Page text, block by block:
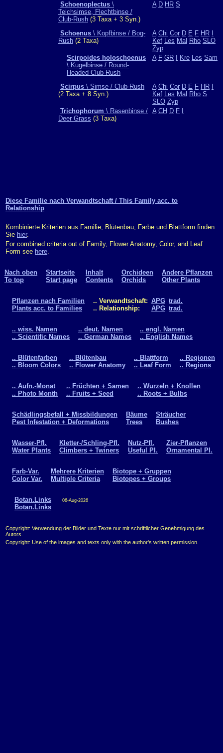
Schoenoplectus \
Teichsimse, Flechtbinse /
Club-Rush (3 Taxa + 3 Syn.)
A D HR S
Schoenus \ Kopfbinse / Bog-
Rush (2 Taxa)
A Chi Cor D E F HR
Kef Les Mal Rho SLO
Zyp
Scirpoides holoschoenus
\ Kugelbinse / Round-
Headed Club-Rush
A F GR Kre Les Sam
Scirpus \ Simse / Club-Rush
(2 Taxa + 8 Syn.)
A Chi Cor D E F HR
Kef Les Mal Rho S
SLO Zyp
Trichophorum \ Rasenbinse /
Deer Grass (3 Taxa)
A CH D F
Diese Familie nach Verwandtschaft / This Family acc. to
Relationship
Kombinierte Kriterien aus Familie, Blütenbau, Farbe und Blattform finden
Sie hier.
For combined criteria out of Family, Flower Anatomy, Color, and Leaf
Form see here.
Nach oben
To top
Startseite
Start page
Inhalt
Contents
Orchideen
Orchids
Andere Pflanzen
Other Plants
Pflanzen nach Familien
Plants acc. to Families
.. Verwandtschaft:
.. Relationship:
APG
APG
trad.
trad.
.. wiss. Namen
.. Scientific Names
.. deut. Namen
.. German Names
.. engl. Namen
.. English Names
.. Blütenfarben
.. Bloom Colors
.. Blütenbau
.. Flower Anatomy
.. Blattform
.. Leaf Form
.. Regionen
.. Regions
.. Aufn.-Monat
.. Photo Month
.. Früchten + Samen
.. Fruits + Seed
.. Wurzeln + Knollen
.. Roots + Bulbs
Schädlingsbefall + Missbildungen
Pest Infestation + Deformations
Bäume
Trees
Sträucher
Bushes
Wasser-Pfl.
Water Plants
Kletter-/Schling-Pfl.
Climbers + Twiners
Nutz-Pfl.
Useful Pl.
Zier-Pflanzen
Ornamental Pl.
Farb-Var.
Color Var.
Mehrere Kriterien
Multiple Criteria
Biotope + Gruppen
Biotopes + Groups
Botan.Links
Botan.Links
06-Aug-2026
Copyright: Verwendung der Bilder und Texte nur mit schriftlicher Genehmigung des
Autors.
Copyright: Use of the images and texts only with the author's written permission.